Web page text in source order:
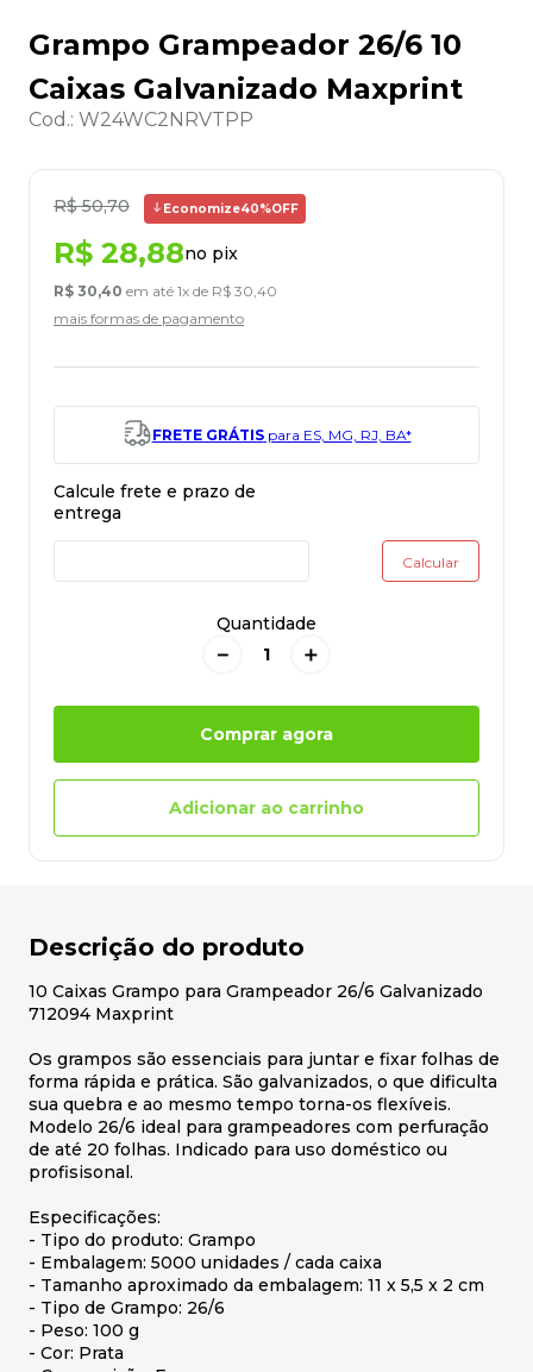
Grampo Grampeador 26/6 10
Caixas Galvanizado Maxprint
Cod.: W24WC2NRVTPP
R$ 50,70 Economize40%OFF
R$ 28,88no pix
R$ 30,40 em até 1x de R$ 30,40
mais formas de pagamento
FRETE GRÁTISpara ES, MG, RJ, BA*
Quantidade
＋
－
Comprar agora
Adicionar ao carrinho
Descrição do produto
10 Caixas Grampo para Grampeador 26/6 Galvanizado
712094 Maxprint
Os grampos são essenciais para juntar e fixar folhas de
forma rápida e prática. São galvanizados, o que dificulta
sua quebra e ao mesmo tempo torna-os flexíveis.
Modelo 26/6 ideal para grampeadores com perfuração
de até 20 folhas. Indicado para uso doméstico ou
profisisonal.
Especificações:
- Tipo do produto: Grampo
- Embalagem: 5000 unidades / cada caixa
- Tamanho aproximado da embalagem: 11 x 5,5 x 2 cm
- Tipo de Grampo: 26/6
- Peso: 100 g
- Cor: Prata